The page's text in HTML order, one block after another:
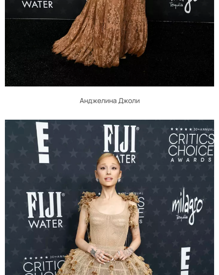
Анджелина Джоли